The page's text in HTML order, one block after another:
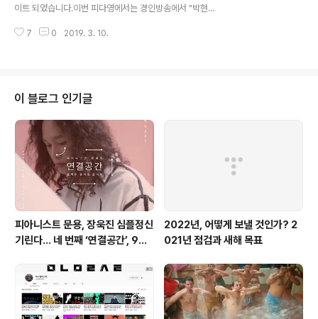
이트 되었습니다.이번 피다영에서는 경인방송에서 "박현준
영화 '사랑도 리콜이 되나요'와 '올모스트 페이머스'를 중심
1부 https://www.podty.me/episode/142299452
부 https://www.podty.me/episode/14229946 [팟
빵]1부 http://www.podbbang.com/ch/7604?e=22
808708 2부 http://www.podbbang.com/ch/760
4?e=22808709
7 0 2019. 3. 10.
이 블로그 인기글
피아니스트 문용, 장욱진 심플정신
기린다… 네 번째 ‘연결공간’, 9월
2022년, 어떻게 보낼 것인가? 2
021년 점검과 새해 목표